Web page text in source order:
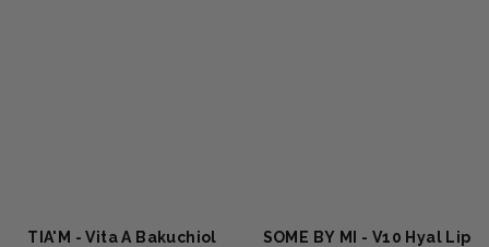
TIA'M - Vita A Bakuchiol
SOME BY MI - V10 Hyal Lip